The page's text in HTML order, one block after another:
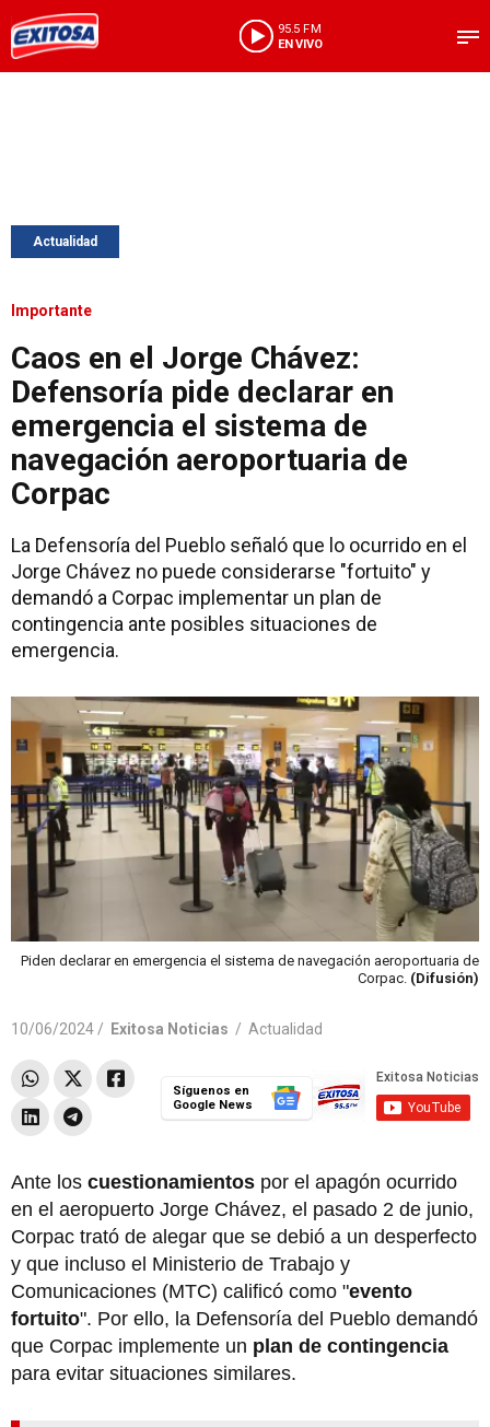
95.5 FM
EN VIVO
Actualidad
Importante
Caos en el Jorge Chávez:
Defensoría pide declarar en
emergencia el sistema de
navegación aeroportuaria de
Corpac
La Defensoría del Pueblo señaló que lo ocurrido en el
Jorge Chávez no puede considerarse "fortuito" y
demandó a Corpac implementar un plan de
contingencia ante posibles situaciones de
emergencia.
Piden declarar en emergencia el sistema de navegación aeroportuaria de
Corpac. (Difusión)
10/06/2024 / Exitosa Noticias / Actualidad
Síguenos en
Google News
Ante los cuestionamientos por el apagón ocurrido
en el aeropuerto Jorge Chávez, el pasado 2 de junio,
Corpac trató de alegar que se debió a un desperfecto
y que incluso el Ministerio de Trabajo y
Comunicaciones (MTC) calificó como "evento
fortuito". Por ello, la Defensoría del Pueblo demandó
que Corpac implemente un plan de contingencia
para evitar situaciones similares.